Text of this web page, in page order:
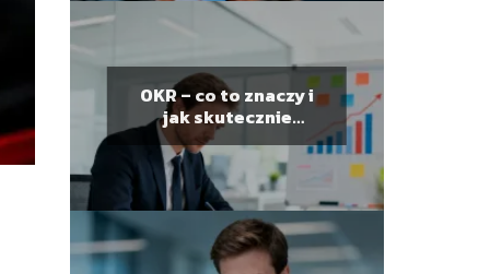
OKR – co to znaczy i
jak skutecznie
wyznaczać cele?